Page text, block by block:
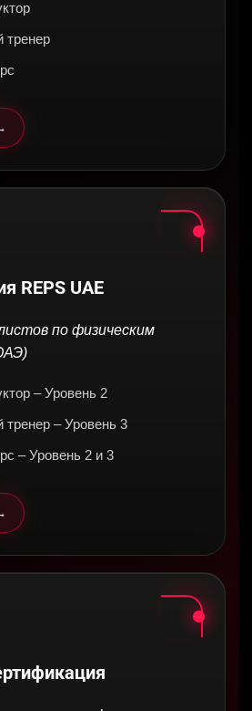
тренер
REPS UAE
по физическим
– Уровень 2
тренер – Уровень 3
– Уровень 2 и 3